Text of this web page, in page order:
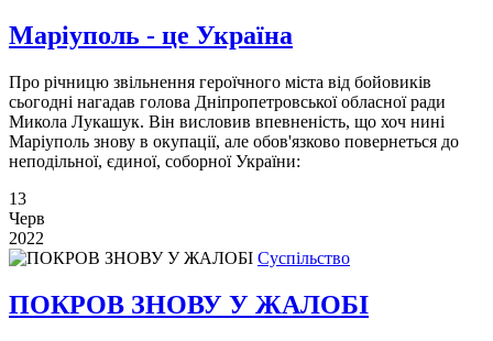
Маріуполь - це Україна
Про річницю звільнення героїчного міста від бойовиків
сьогодні нагадав голова Дніпропетровської обласної ради
Микола Лукашук. Він висловив впевненість, що хоч нині
Маріуполь знову в окупації, але обов'язково повернеться до
неподільної, єдиної, соборної України:
13
Черв
2022
Суспільство
ПОКРОВ ЗНОВУ У ЖАЛОБІ